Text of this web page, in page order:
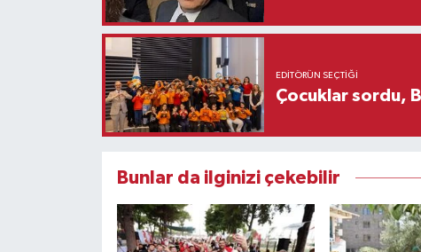
EDITÖRÜN SEÇTIĞI
Çocuklar sordu,
Bunlar da ilginizi çekebilir